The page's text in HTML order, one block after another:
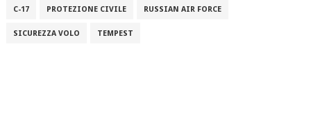
C-17 PROTEZIONE CIVILE RUSSIAN AIR FORCE
SICUREZZA VOLO TEMPEST